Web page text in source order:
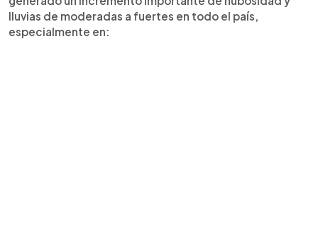
lluvias de moderadas a fuertes en todo el país,
especialmente en: